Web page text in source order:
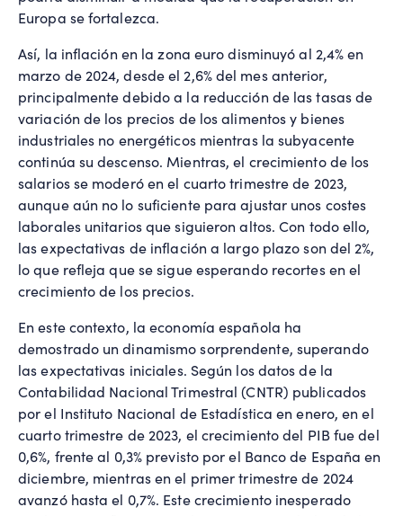
Europa se fortalezca.
Así, la inflación en la zona euro disminuyó al 2,4% en
marzo de 2024, desde el 2,6% del mes anterior,
principalmente debido a la reducción de las tasas de
variación de los precios de los alimentos y bienes
industriales no energéticos mientras la subyacente
continúa su descenso. Mientras, el crecimiento de los
salarios se moderó en el cuarto trimestre de 2023,
aunque aún no lo suficiente para ajustar unos costes
laborales unitarios que siguieron altos. Con todo ello,
las expectativas de inflación a largo plazo son del 2%,
lo que refleja que se sigue esperando recortes en el
crecimiento de los precios.
En este contexto, la economía española ha
demostrado un dinamismo sorprendente, superando
las expectativas iniciales. Según los datos de la
Contabilidad Nacional Trimestral (CNTR) publicados
por el Instituto Nacional de Estadística en enero, en el
cuarto trimestre de 2023, el crecimiento del PIB fue del
0,6%, frente al 0,3% previsto por el Banco de España en
diciembre, mientras en el primer trimestre de 2024
avanzó hasta el 0,7%. Este crecimiento inesperado